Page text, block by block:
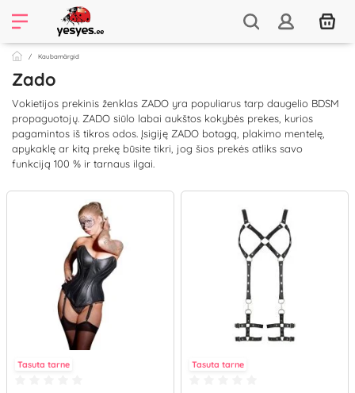
Kaubamärgid
Zado
Vokietijos prekinis ženklas ZADO yra populiarus tarp daugelio BDSM
propaguotojų. ZADO siūlo labai aukštos kokybės prekes, kurios
pagamintos iš tikros odos. Įsigiję ZADO botagą, plakimo mentelę,
apykaklę ar kitą prekę būsite tikri, jog šios prekės atliks savo
funkciją 100 % ir tarnaus ilgai.
Tasuta tarne Tasuta tarne